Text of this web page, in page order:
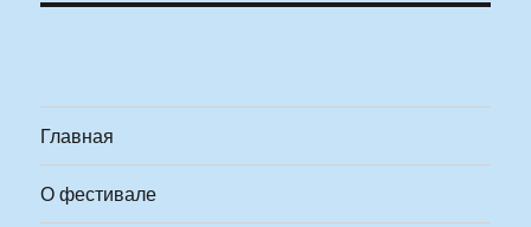
Главная
О фестивале